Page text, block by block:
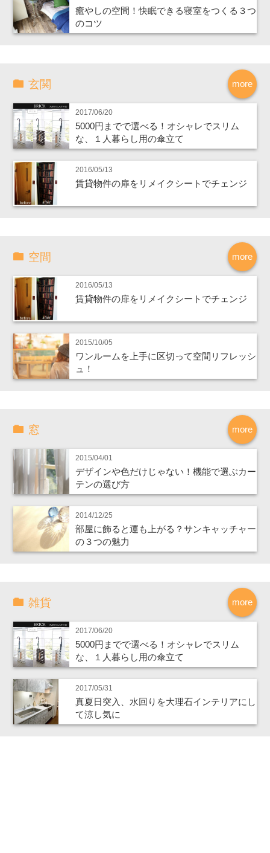
癒やしの空間！快眠できる寝室をつくる３つ
のコツ
more
玄関
2017/06/20
5000円までで選べる！オシャレでスリム
な、１人暮らし用の傘立て
2016/05/13
賃貸物件の扉をリメイクシートでチェンジ
more
空間
2016/05/13
賃貸物件の扉をリメイクシートでチェンジ
2015/10/05
ワンルームを上手に区切って空間リフレッシ
ュ！
more
窓
2015/04/01
デザインや色だけじゃない！機能で選ぶカー
テンの選び方
2014/12/25
部屋に飾ると運も上がる？サンキャッチャー
の３つの魅力
more
雑貨
2017/06/20
5000円までで選べる！オシャレでスリム
な、１人暮らし用の傘立て
2017/05/31
真夏日突入、水回りを大理石インテリアにし
て涼し気に